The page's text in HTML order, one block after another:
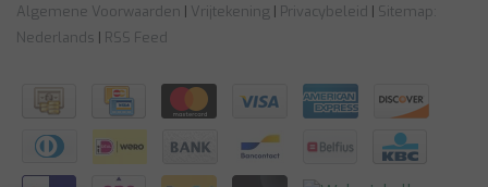
Algemene Voorwaarden | Vrijtekening | Privacybeleid | Sitemap:
Nederlands | RSS Feed